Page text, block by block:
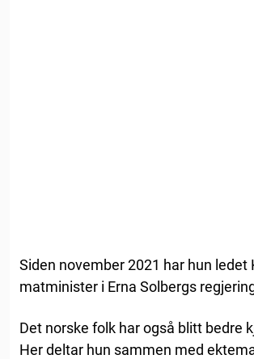
Siden november 2021 har hun ledet
matminister i Erna Solbergs
Det norske folk har også blitt bedre
Her deltar hun sammen med